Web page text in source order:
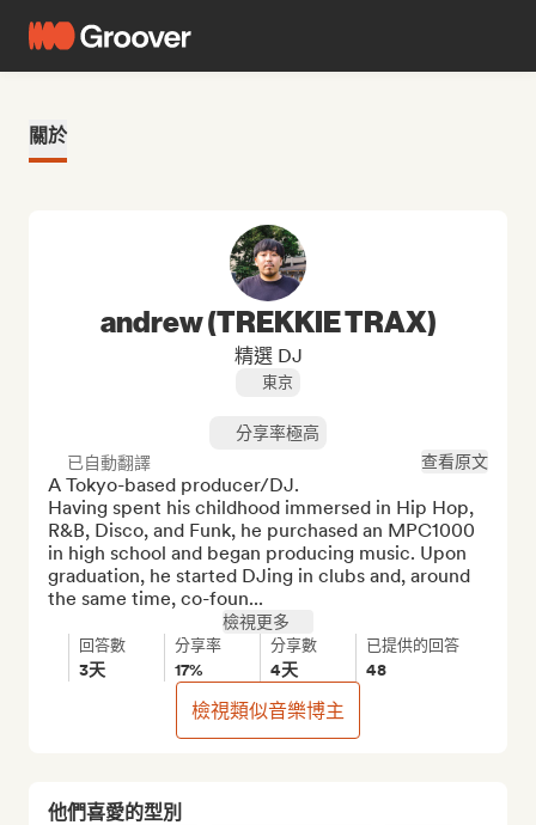
關於
他們喜愛的型別
andrew (TREKKIE TRAX)
精選 DJ
東京
分享率極高
已自動翻譯
查看原文
A Tokyo-based producer/DJ.
Having spent his childhood immersed in Hip Hop,
R&B, Disco, and Funk, he purchased an MPC1000
in high school and began producing music. Upon
graduation, he started DJing in clubs and, around
the same time, co-foun...
檢視更多
回答數
3天
分享率
17%
分享數
4天
已提供的回答
48
檢視類似音樂博主